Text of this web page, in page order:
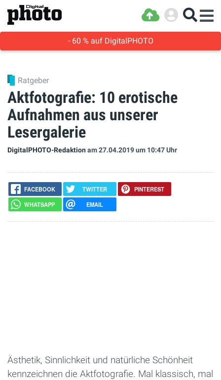
- 60 % auf DigitalPHOTO
Ratgeber
Aktfotografie: 10 erotische
Aufnahmen aus unserer
Lesergalerie
DigitalPHOTO-Redaktionam 27.04.2019um 10:47 Uhr
FACEBOOK TWITTER
PINTEREST
WHATSAPP
EMAIL
Ästhetik, Sinnlichkeit und natürliche Schönheit
kennzeichnen die Aktfotografie. Mal klassisch, mal